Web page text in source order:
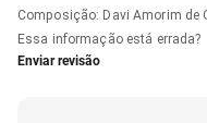
Composição: Davi Amorim de
Essa informação está errada?
Enviar revisão